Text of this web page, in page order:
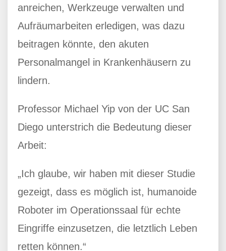
anreichen, Werkzeuge verwalten und
Aufräumarbeiten erledigen, was dazu
beitragen könnte, den akuten
Personalmangel in Krankenhäusern zu
lindern.
Professor Michael Yip von der UC San
Diego unterstrich die Bedeutung dieser
Arbeit:
„Ich glaube, wir haben mit dieser Studie
gezeigt, dass es möglich ist, humanoide
Roboter im Operationssaal für echte
Eingriffe einzusetzen, die letztlich Leben
retten können.“